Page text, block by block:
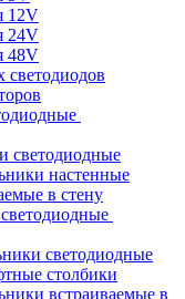
12V
24V
48V
светодиодные
настенные
в стену
светодиодные
столбики
встраиваемые в